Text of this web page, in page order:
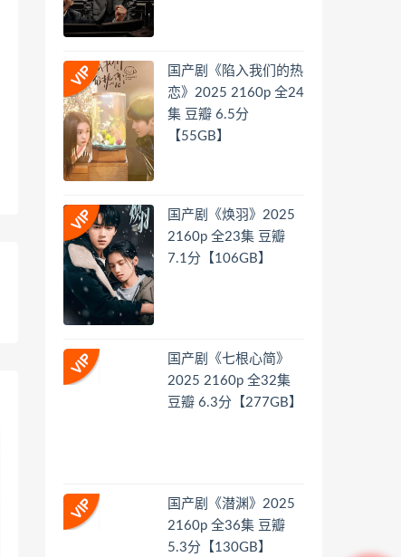
国产剧《陷入我们的热
恋》2025 2160p 全24
集 豆瓣 6.5分
【55GB】
国产剧《焕羽》2025
2160p 全23集 豆瓣
7.1分【106GB】
国产剧《七根心简》
2025 2160p 全32集
豆瓣 6.3分【277GB】
国产剧《潜渊》2025
2160p 全36集 豆瓣
5.3分【130GB】